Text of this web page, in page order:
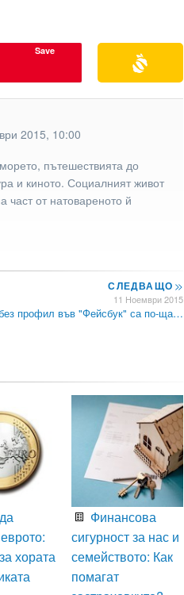
Save
2015, 10:00
пътешествията до
и киното. Социалният живот
част от натовареното й
СЛЕДВАЩО>>
11 Ноември 2015
профил във "Фейсбук" са по-ща…
хората
Финансова
сигурност за нас и
семейството: Как
помагат